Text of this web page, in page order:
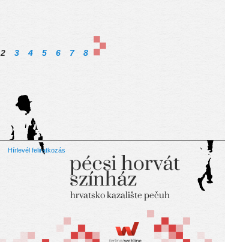
2 3 4 5 6 7 8
Hírlevél feliratkozás